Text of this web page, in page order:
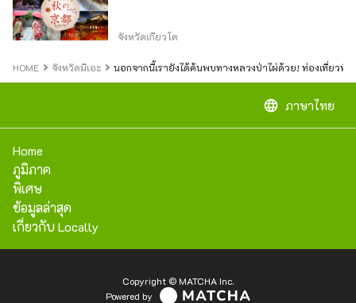
จังหวัดเกียวโต
HOME จังหวัดมิเอะ นอกจากนี้เรายังได้ค้นพบทางหลวงป่าไผ่ด้วย! ท่องเที่ยวพั
language ภาษาไทย
Home
ภูมิภาค
พิเศษ
ข้อมูลล่าสุด
เกี่ยวกับ Locally
Copyright © MATCHA Inc.
Powered by